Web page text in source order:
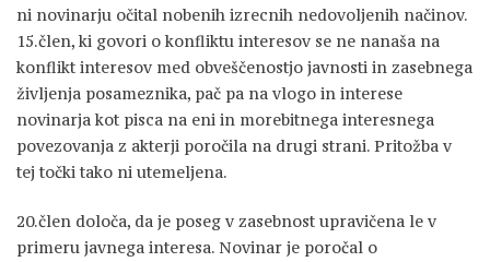
ni novinarju očital nobenih izrecnih nedovoljenih načinov.
15.člen, ki govori o konfliktu interesov se ne nanaša na
konflikt interesov med obveščenostjo javnosti in zasebnega
življenja posameznika, pač pa na vlogo in interese
novinarja kot pisca na eni in morebitnega interesnega
povezovanja z akterji poročila na drugi strani. Pritožba v
tej točki tako ni utemeljena.
20.člen določa, da je poseg v zasebnost upravičena le v
primeru javnega interesa. Novinar je poročal o